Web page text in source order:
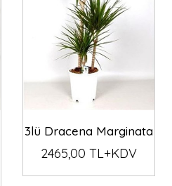
3lü Dracena Marginata
2465,00 TL+KDV